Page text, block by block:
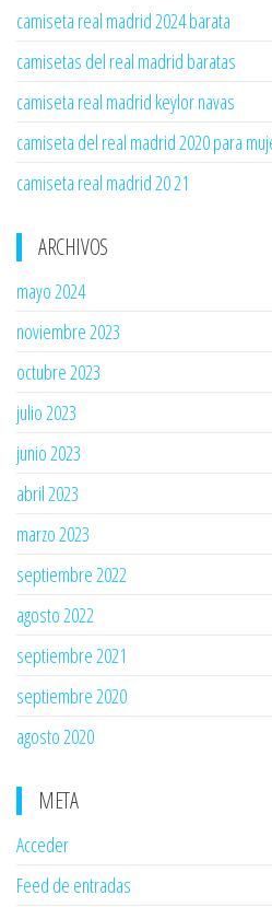
camiseta real madrid 2024 barata
camisetas del real madrid baratas
camiseta real madrid keylor navas
camiseta del real madrid 2020 para
camiseta real madrid 20 21
ARCHIVOS
mayo 2024
noviembre 2023
octubre 2023
julio 2023
junio 2023
abril 2023
marzo 2023
septiembre 2022
agosto 2022
septiembre 2021
septiembre 2020
agosto 2020
META
Acceder
Feed de entradas